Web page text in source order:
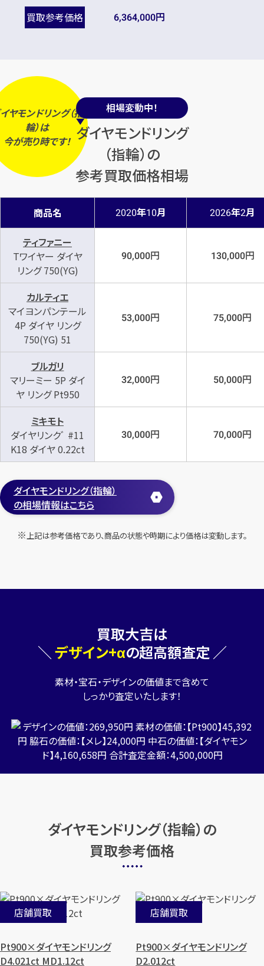
します
まずはお電話で無料査定
【総合受付】24時間・年中無休(年末年
始除く)
メールで無料相談する
買取参考価格 6,364,000円
相場変動中！
ダイヤモンドリング
（指輪）の
参考買取価格相場
ヤモンドリング（指
輪）は
今が売り時です！
商品名 2020年10月 2026年2月
ティファニー
Tワイヤー ダイヤ
リング 750(YG)
90,000円 130,000円
カルティエ
マイヨンパンテール
4P ダイヤ リング
750(YG) 51
53,000円 75,000円
ブルガリ
マリーミー 5P ダイ
ヤ リング Pt950
32,000円 50,000円
ミキモト
ダイヤリンクﾞ #11
K18 ダイヤ 0.22ct
30,000円 70,000円
ダイヤモンドリング（指輪）
の相場情報はこちら
上記は参考価格であり、商品の状態や時期により価格は変動します。
買取大吉は
＼ デザイン+αの超高額査定 ／
素材・宝石・デザインの価値まで含めて
しっかり査定いたします！
ダイヤモンドリング（指輪）の
買取参考価格
店舗買取
Pt900×ダイヤモンドリング
D4.021ct MD1.12ct
店舗買取
Pt900×ダイヤモンドリング
D2.012ct